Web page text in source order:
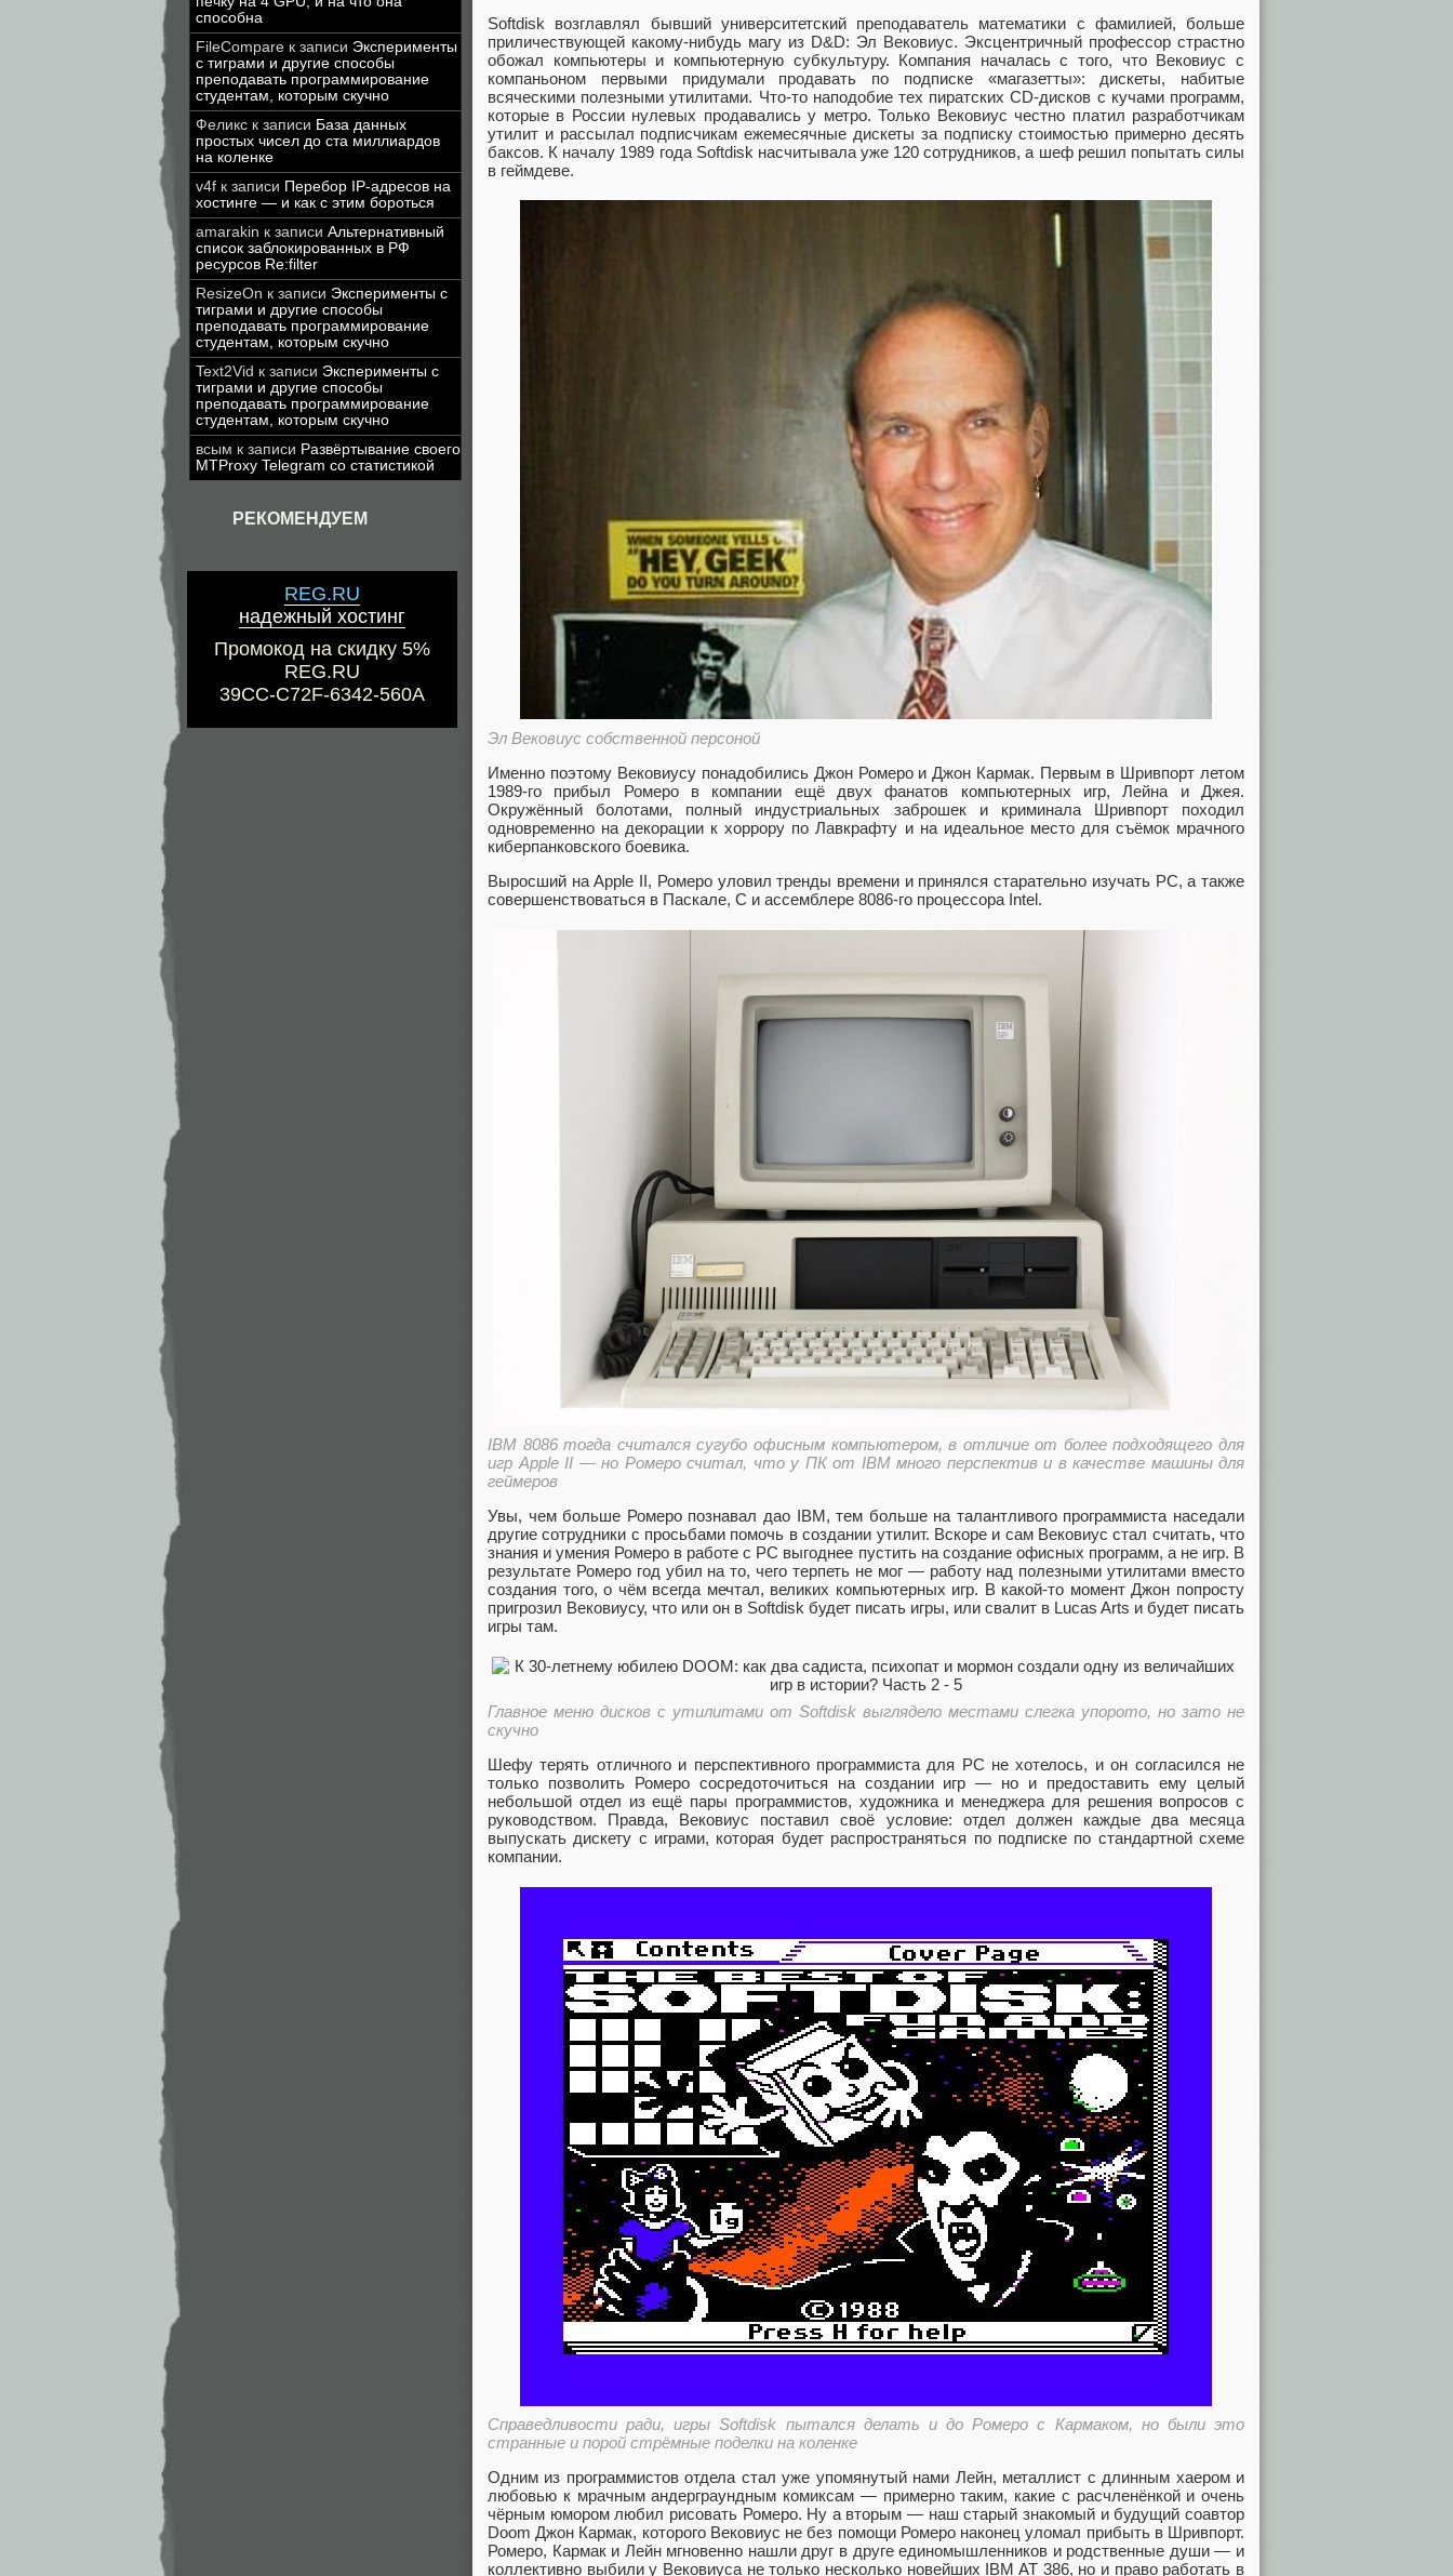
способна
FileCompare к записи Эксперименты
с тиграми и другие способы
преподавать программирование
студентам, которым скучно
Феликс к записи База данных
простых чисел до ста миллиардов
на коленке
v4f к записи Перебор IP-адресов на
хостинге — и как с этим бороться
amarakin к записи Альтернативный
список заблокированных в РФ
ресурсов Re:filter
ResizeOn к записи Эксперименты с
тиграми и другие способы
преподавать программирование
студентам, которым скучно
Text2Vid к записи Эксперименты с
тиграми и другие способы
преподавать программирование
студентам, которым скучно
всым к записи Развёртывание своего
MTProxy Telegram со статистикой
РЕКОМЕНДУЕМ
REG.RU
надежный хостинг
Промокод на скидку 5%
REG.RU
39CC-C72F-6342-560A
Softdisk возглавлял бывший университетский преподаватель математики с фамилией, больше
приличествующей какому-нибудь магу из D&D: Эл Вековиус. Эксцентричный профессор страстно
обожал компьютеры и компьютерную субкультуру. Компания началась с того, что Вековиус с
компаньоном первыми придумали продавать по подписке «магазетты»: дискеты, набитые
всяческими полезными утилитами. Что-то наподобие тех пиратских CD-дисков с кучами программ,
которые в России нулевых продавались у метро. Только Вековиус честно платил разработчикам
утилит и рассылал подписчикам ежемесячные дискеты за подписку стоимостью примерно десять
баксов. К началу 1989 года Softdisk насчитывала уже 120 сотрудников, а шеф решил попытать силы
в геймдеве.
Эл Вековиус собственной персоной
Именно поэтому Вековиусу понадобились Джон Ромеро и Джон Кармак. Первым в Шривпорт летом
1989-го прибыл Ромеро в компании ещё двух фанатов компьютерных игр, Лейна и Джея.
Окружённый болотами, полный индустриальных заброшек и криминала Шривпорт походил
одновременно на декорации к хоррору по Лавкрафту и на идеальное место для съёмок мрачного
киберпанковского боевика.
Выросший на Apple II, Ромеро уловил тренды времени и принялся старательно изучать PC, а также
совершенствоваться в Паскале, C и ассемблере 8086-го процессора Intel.
IBM 8086 тогда считался сугубо офисным компьютером, в отличие от более подходящего для
игр Apple II — но Ромеро считал, что у ПК от IBM много перспектив и в качестве машины для
геймеров
Увы, чем больше Ромеро познавал дао IBM, тем больше на талантливого программиста наседали
другие сотрудники с просьбами помочь в создании утилит. Вскоре и сам Вековиус стал считать, что
знания и умения Ромеро в работе с PC выгоднее пустить на создание офисных программ, а не игр. В
результате Ромеро год убил на то, чего терпеть не мог — работу над полезными утилитами вместо
создания того, о чём всегда мечтал, великих компьютерных игр. В какой-то момент Джон попросту
пригрозил Вековиусу, что или он в Softdisk будет писать игры, или свалит в Lucas Arts и будет писать
игры там.
Главное меню дисков с утилитами от Softdisk выглядело местами слегка упорото, но зато не
скучно
Шефу терять отличного и перспективного программиста для PC не хотелось, и он согласился не
только позволить Ромеро сосредоточиться на создании игр — но и предоставить ему целый
небольшой отдел из ещё пары программистов, художника и менеджера для решения вопросов с
руководством. Правда, Вековиус поставил своё условие: отдел должен каждые два месяца
выпускать дискету с играми, которая будет распространяться по подписке по стандартной схеме
компании.
Справедливости ради, игры Softdisk пытался делать и до Ромеро с Кармаком, но были это
странные и порой стрёмные поделки на коленке
Одним из программистов отдела стал уже упомянутый нами Лейн, металлист с длинным хаером и
любовью к мрачным андерграундным комиксам — примерно таким, какие с расчленёнкой и очень
чёрным юмором любил рисовать Ромеро. Ну а вторым — наш старый знакомый и будущий соавтор
Doom Джон Кармак, которого Вековиус не без помощи Ромеро наконец уломал прибыть в Шривпорт.
Ромеро, Кармак и Лейн мгновенно нашли друг в друге единомышленников и родственные души — и
коллективно выбили у Вековиуса не только несколько новейших IBM AT 386, но и право работать в